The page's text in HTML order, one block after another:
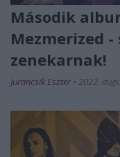
Második
Mezmerized -
zenekarnak!
Jurancsik Eszter • 2022.